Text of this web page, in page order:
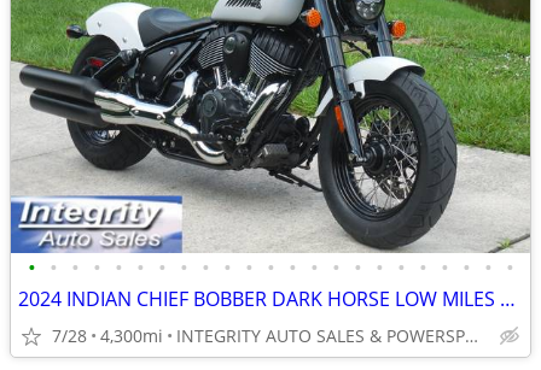
• • • • • • • • • • • • • • • • • • • • • • •
2024 INDIAN CHIEF BOBBER DARK HORSE LOW MILES FLAWLESS NO BS FEES
7/28 4,300mi INTEGRITY AUTO SALES & POWERSPORTS